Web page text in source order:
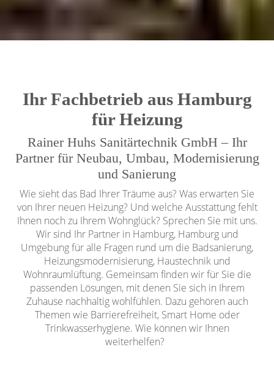
Ihr Fachbetrieb aus Hamburg
für Heizung
Rainer Huhs Sanitärtechnik GmbH – Ihr
Partner für Neubau, Umbau, Modernisierung
und Sanierung
Wie sieht das Bad Ihrer Träume aus? Was erwarten Sie
von Ihrer neuen Heizung? Und welche Ausstattung fehlt
Ihnen noch zu Ihrem Wohnglück? Sprechen Sie mit uns.
Wir sind Ihr Partner in Hamburg, Hamburg und
Umgebung für alle Fragen rund um die Badsanierung,
Heizungsmodernisierung, Haustechnik und
Wohnraumlüftung. Gemeinsam finden wir für Sie die
passenden Lösungen, mit denen Sie sich in Ihrem
Zuhause nachhaltig wohlfühlen. Dazu gehören auch
Themen wie Barrierefreiheit, Smart Home oder
Trinkwasserhygiene. Wie können wir Ihnen
weiterhelfen?